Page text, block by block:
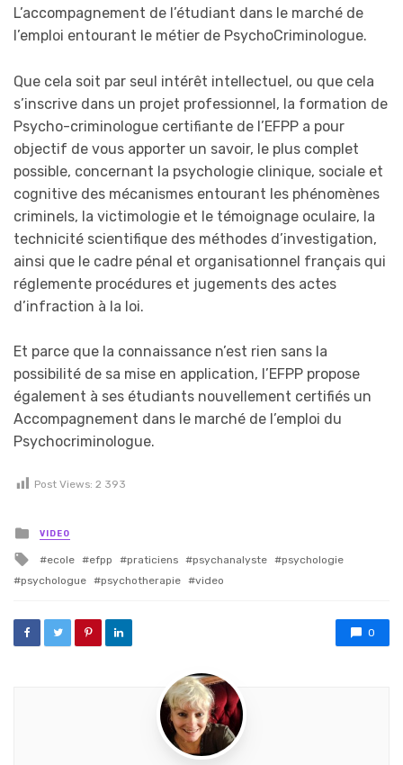
L’accompagnement de l’étudiant dans le marché de
l’emploi entourant le métier de PsychoCriminologue.
Que cela soit par seul intérêt intellectuel, ou que cela
s’inscrive dans un projet professionnel, la formation de
Psycho-criminologue certifiante de l’EFPP a pour
objectif de vous apporter un savoir, le plus complet
possible, concernant la psychologie clinique, sociale et
cognitive des mécanismes entourant les phénomènes
criminels, la victimologie et le témoignage oculaire, la
technicité scientifique des méthodes d’investigation,
ainsi que le cadre pénal et organisationnel français qui
réglemente procédures et jugements des actes
d’infraction à la loi.
Et parce que la connaissance n’est rien sans la
possibilité de sa mise en application, l’EFPP propose
également à ses étudiants nouvellement certifiés un
Accompagnement dans le marché de l’emploi du
Psychocriminologue.
Post Views: 2 393
Posted in
VIDEO
Tagged with
ecole efpp praticiens psychanalyste
psychologie
psychologue
psychotherapie video
0